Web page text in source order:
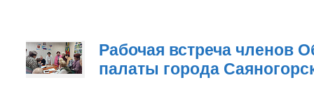
Рабочая встреча членов
палаты города